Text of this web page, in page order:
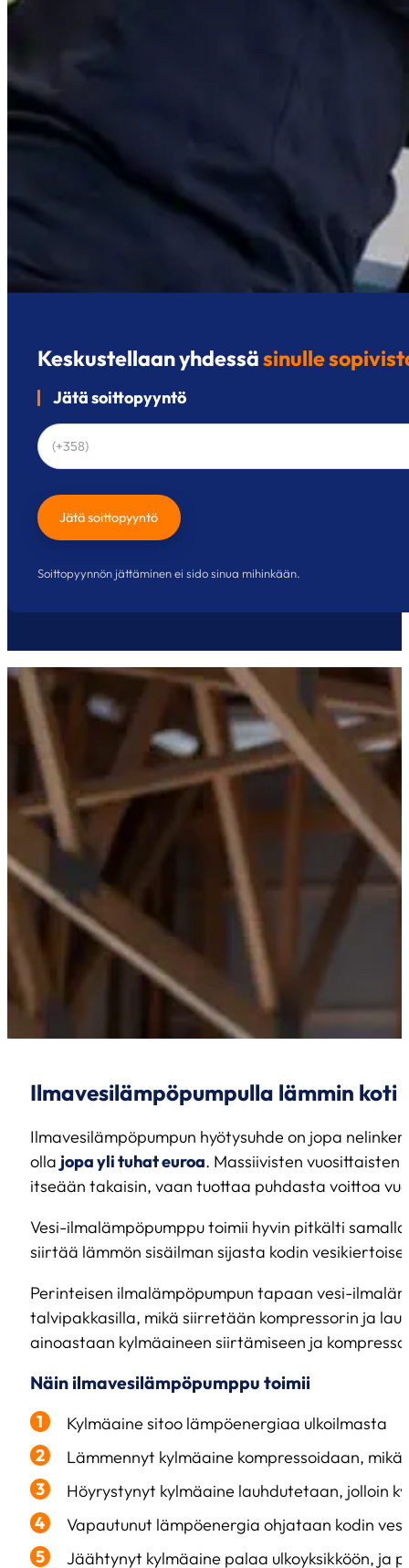
Keskustellaan yhdessäsinulle
Jätä soittopyyntö
Jätä soittopyyntö
Soittopyynnön jättäminen ei sido sinua mihinkään.
Ilmavesilämpöpumpulla lämmin koti
Ilmavesilämpöpumpun hyötysuhde on jopa
olla jopa yli tuhat euroa. Massiivisten
itseään takaisin, vaan tuottaa puhdasta voittoa
Vesi-ilmalämpöpumppu toimii hyvin pitkälti
siirtää lämmön sisäilman sijasta kodin
Perinteisen ilmalämpöpumpun tapaan vesi-
talvipakkasilla, mikä siirretään kompressorin ja
ainoastaan kylmäaineen siirtämiseen ja
Näin ilmavesilämpöpumppu toimii
Kylmäaine sitoo lämpöenergiaa ulkoilmasta
Lämmennyt kylmäaine kompressoidaan,
Höyrystynyt kylmäaine lauhdutetaan, jolloin
Vapautunut lämpöenergia ohjataan kodin
Jäähtynyt kylmäaine palaa ulkoyksikköön, ja